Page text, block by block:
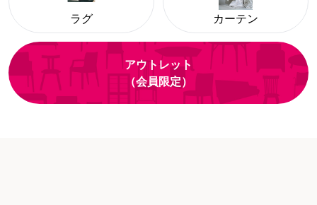
ラグ カーテン
アウトレット
（会員限定）